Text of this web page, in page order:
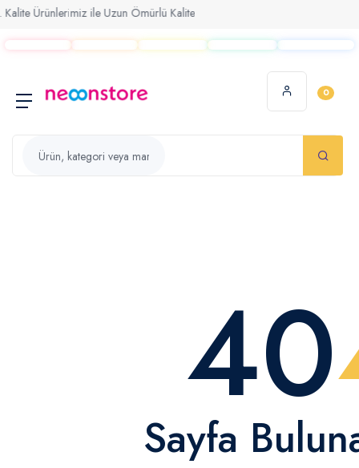
Ürünlerimiz ile Uzun Ömürlü Kalite
0
40
Sayfa